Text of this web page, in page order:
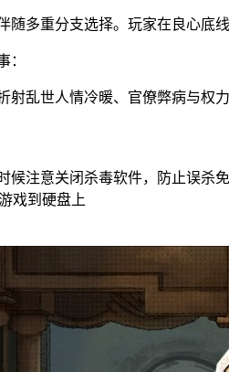
随多重分支选择。玩家在良心底
：
射乱世人情冷暖、官僚弊病与权
候注意关闭杀毒软件，防止误杀
戏到硬盘上